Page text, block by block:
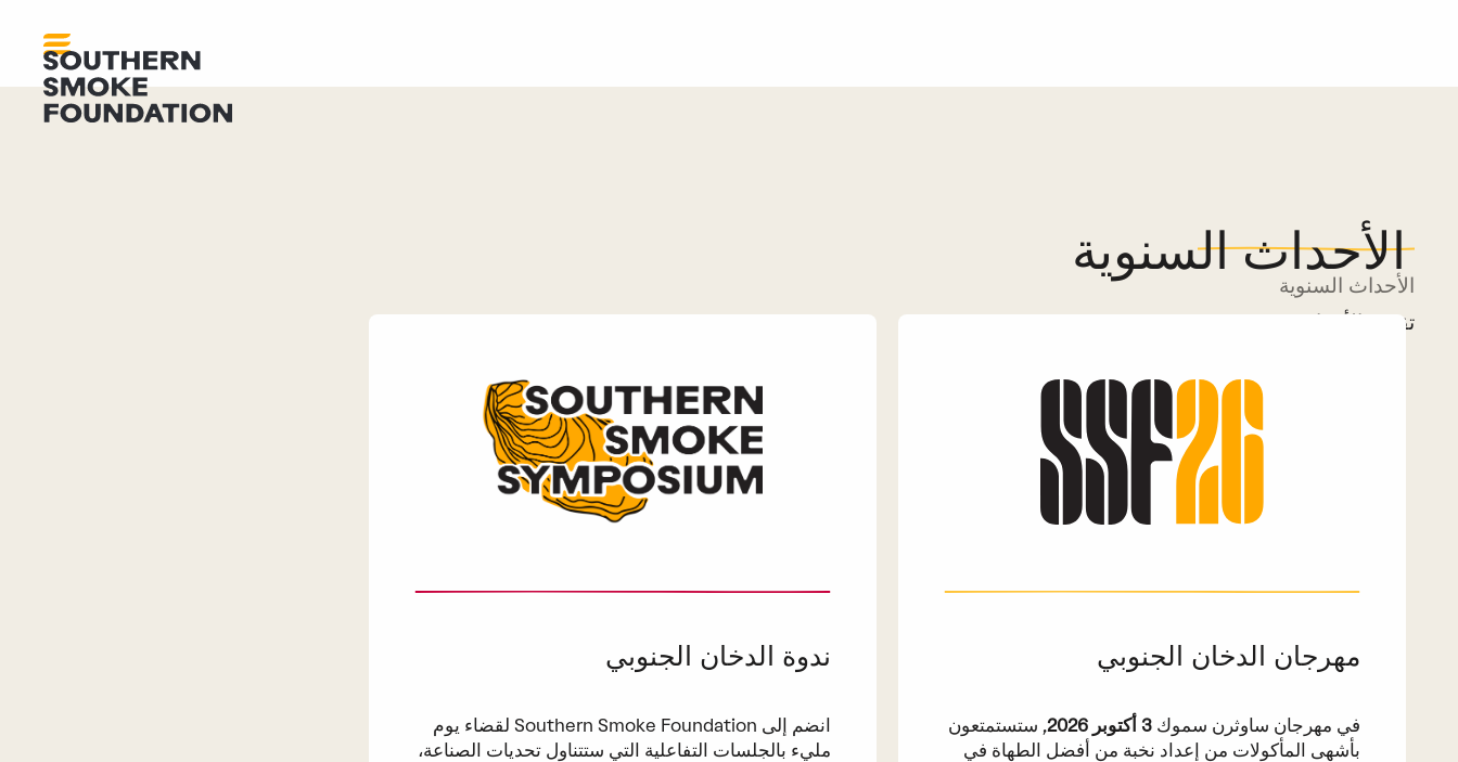
الأحداث السنوية
تقويم الأحداث
الأحداث السنوية
مهرجان الدخان الجنوبي
في مهرجان ساوثرن سموك3 أكتوبر 2026
, ستستمتعون
بأشهى المأكولات من إعداد نخبة من أفضل الطهاة في
ندوة الدخان الجنوبي
انضم إلى Southern Smoke Foundation لقضاء يوم
مليء بالجلسات التفاعلية التي ستتناول تحديات الصناعة،